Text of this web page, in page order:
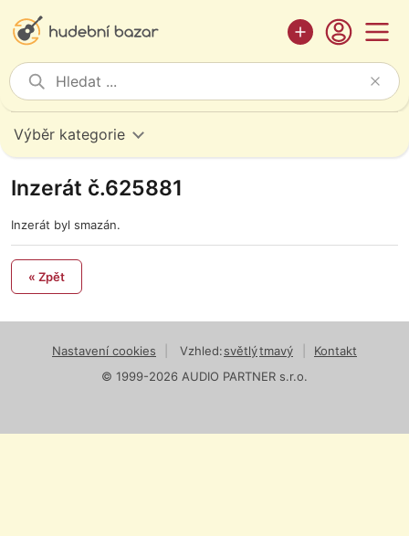
Výběr kategorie
Inzerát č.625881
Inzerát byl smazán.
« Zpět
Nastavení cookies Vzhled:světlýtmavý
Kontakt
© 1999-2026 AUDIO PARTNER s.r.o.